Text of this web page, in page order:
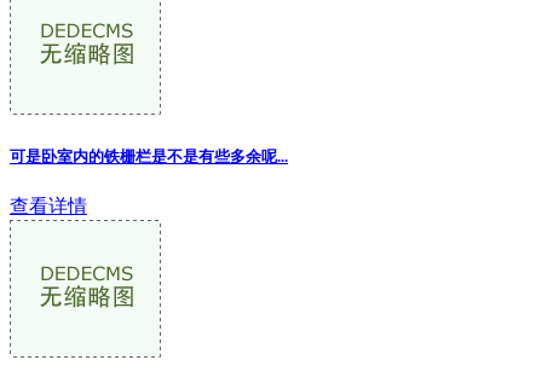
可是卧室内的铁栅栏是不是有些多余呢...
查看详情